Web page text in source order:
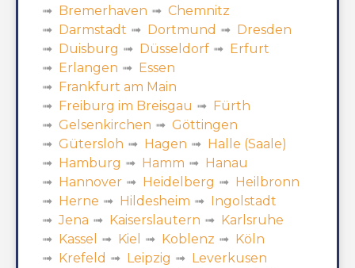
Bremerhaven
Chemnitz
Darmstadt
Dortmund
Dresden
Duisburg
Düsseldorf
Erfurt
Erlangen
Essen
Frankfurt am Main
Freiburg im Breisgau
Fürth
Gelsenkirchen
Göttingen
Gütersloh
Hagen
Halle (Saale)
Hamburg
Hamm
Hanau
Hannover
Heidelberg
Heilbronn
Herne
Hildesheim
Ingolstadt
Jena
Kaiserslautern
Karlsruhe
Kassel
Kiel Koblenz
Köln
Krefeld
Leipzig
Leverkusen